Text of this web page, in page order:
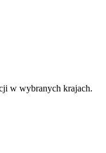
w wybranych krajach.